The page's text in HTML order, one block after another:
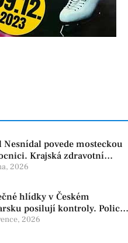
Nesnídal povede mosteckou
Krajská zdravotní
změnu ve vedení
2026
hlídky v Českém
posilují kontroly. Policie
na bezpečnost i ochranu
2026